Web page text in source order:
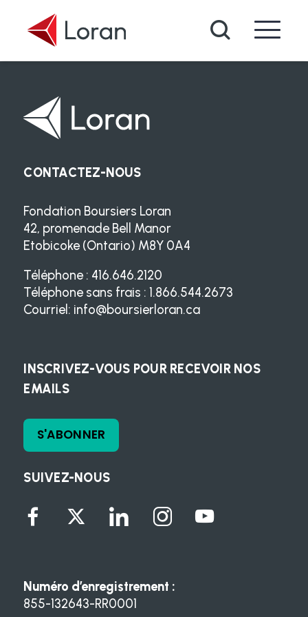
Recherche
SUIVEZ-NOUS
CONTACTEZ-NOUS
Fondation Boursiers Loran
42, promenade Bell Manor
Etobicoke (Ontario) M8Y 0A4
Téléphone : 416.646.2120
Téléphone sans frais : 1.866.544.2673
Courriel: info@boursierloran.ca
INSCRIVEZ-VOUS POUR RECEVOIR NOS
EMAILS
S'ABONNER
Numéro d’enregistrement :
855-132643-RR0001